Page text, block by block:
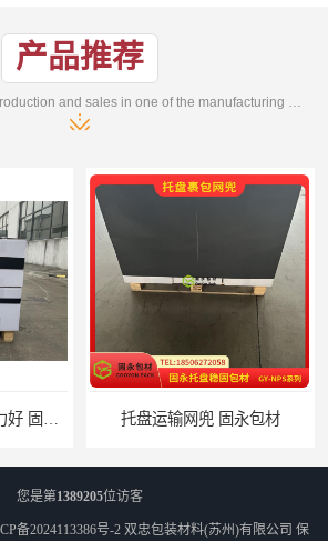
产品推荐
托盘运输网兜 固永包材
您是第1389205位访客
备2024113386号-2 双忠包装材料(苏州)有限公司 保